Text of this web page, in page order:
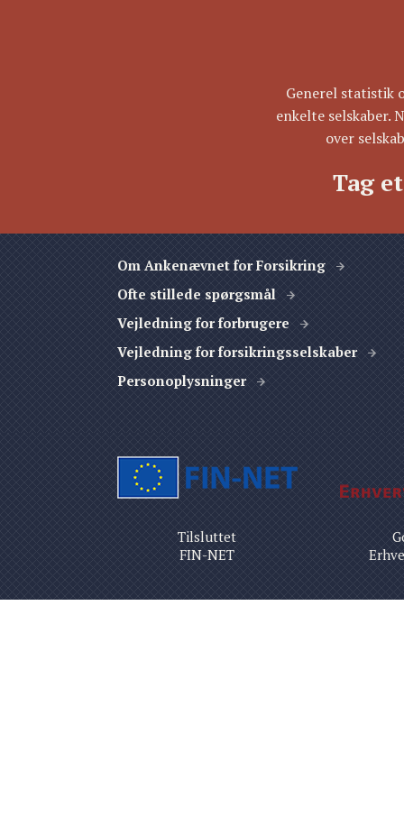
Generel statistik
enkelte selskaber.
over
Tag
Om Ankenævnet for Forsikring
Ofte stillede spørgsmål
Vejledning for forbrugere
Vejledning for forsikringsselskaber
Personoplysninger
Tilsluttet
FIN-NET